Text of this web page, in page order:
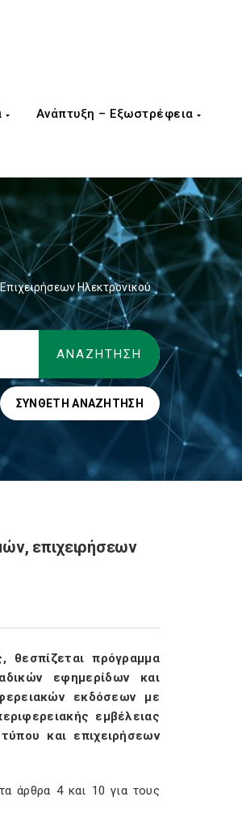
Ανάπτυξη – Εξωστρέφεια
Ηλεκτρονικού
ΣΎΝΘΕΤΗ ΑΝΑΖΉΤΗΣΗ
επιχειρήσεων
πρόγραμμα
εφημερίδων και
εκδόσεων με
εμβέλειας
και επιχειρήσεων
άρθρα 4 και 10 για τους